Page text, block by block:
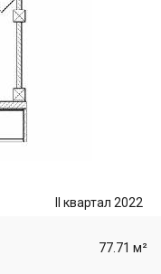
II квартал 2022
77.71 м²